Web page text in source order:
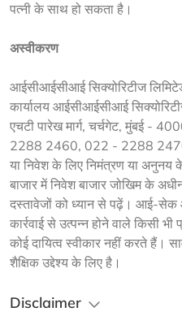
पत्नी के साथ हो सकता है।
अस्वीकरण
आईसीआईसीआई सिक्योरिटीज
कार्यालय आईसीआईसीआई
एचटी पारेख मार्ग, चर्चगेट, मुंबई -
2288 2460, 022 - 2288 2470
या निवेश के लिए निमंत्रण या अनुनय
बाजार में निवेश बाजार जोखिम के
दस्तावेजों को ध्यान से पढ़ें। आई-सेक
कार्रवाई से उत्पन्न होने वाले किसी
कोई दायित्व स्वीकार नहीं करते हैं।
शैक्षिक उद्देश्य के लिए है।
Disclaimer